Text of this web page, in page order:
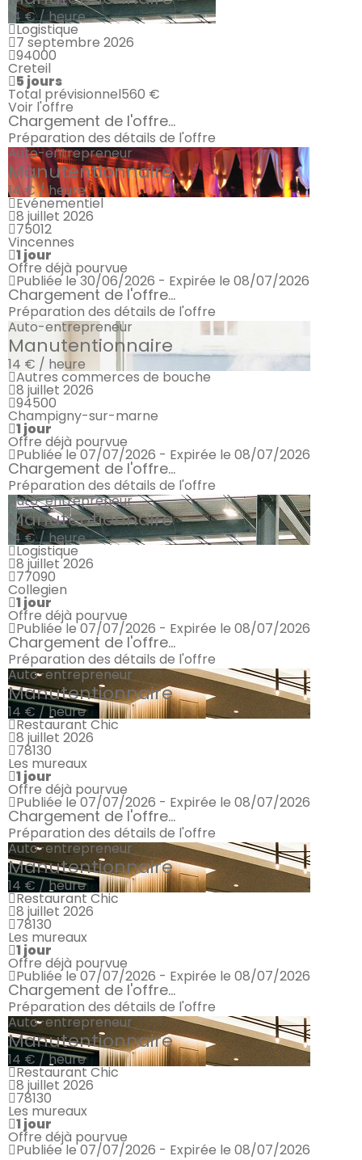
14 € / heure
Logistique
7 septembre 2026
94000
Creteil
5 jours
Total prévisionnel560 €
Voir l'offre
Chargement de l'offre...
Préparation des détails de l'offre
Auto-entrepreneur
Manutentionnaire
14 € / heure
Evénementiel
8 juillet 2026
75012
Vincennes
1 jour
Offre déjà pourvue
Publiée le 30/06/2026 - Expirée le 08/07/2026
Chargement de l'offre...
Préparation des détails de l'offre
Auto-entrepreneur
Manutentionnaire
14 € / heure
Autres commerces de bouche
8 juillet 2026
94500
Champigny-sur-marne
1 jour
Offre déjà pourvue
Publiée le 07/07/2026 - Expirée le 08/07/2026
Chargement de l'offre...
Préparation des détails de l'offre
Auto-entrepreneur
Manutentionnaire
14 € / heure
Logistique
8 juillet 2026
77090
Collegien
1 jour
Offre déjà pourvue
Publiée le 07/07/2026 - Expirée le 08/07/2026
Chargement de l'offre...
Préparation des détails de l'offre
Auto-entrepreneur
Manutentionnaire
14 € / heure
Restaurant Chic
8 juillet 2026
78130
Les mureaux
1 jour
Offre déjà pourvue
Publiée le 07/07/2026 - Expirée le 08/07/2026
Chargement de l'offre...
Préparation des détails de l'offre
Auto-entrepreneur
Manutentionnaire
14 € / heure
Restaurant Chic
8 juillet 2026
78130
Les mureaux
1 jour
Offre déjà pourvue
Publiée le 07/07/2026 - Expirée le 08/07/2026
Chargement de l'offre...
Préparation des détails de l'offre
Auto-entrepreneur
Manutentionnaire
14 € / heure
Restaurant Chic
8 juillet 2026
78130
Les mureaux
1 jour
Offre déjà pourvue
Publiée le 07/07/2026 - Expirée le 08/07/2026